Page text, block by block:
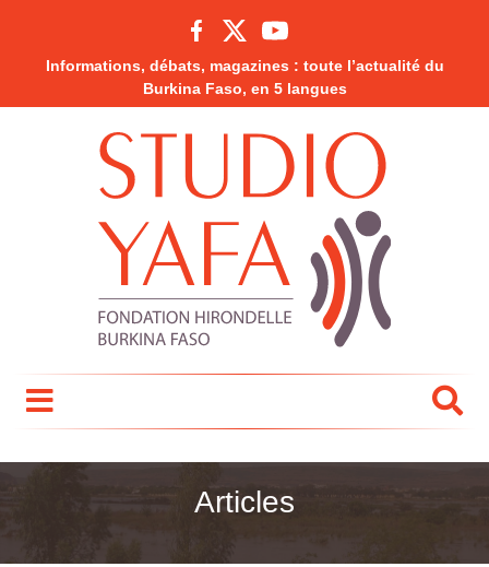
Informations, débats, magazines : toute l’actualité du
Burkina Faso, en 5 langues
Articles